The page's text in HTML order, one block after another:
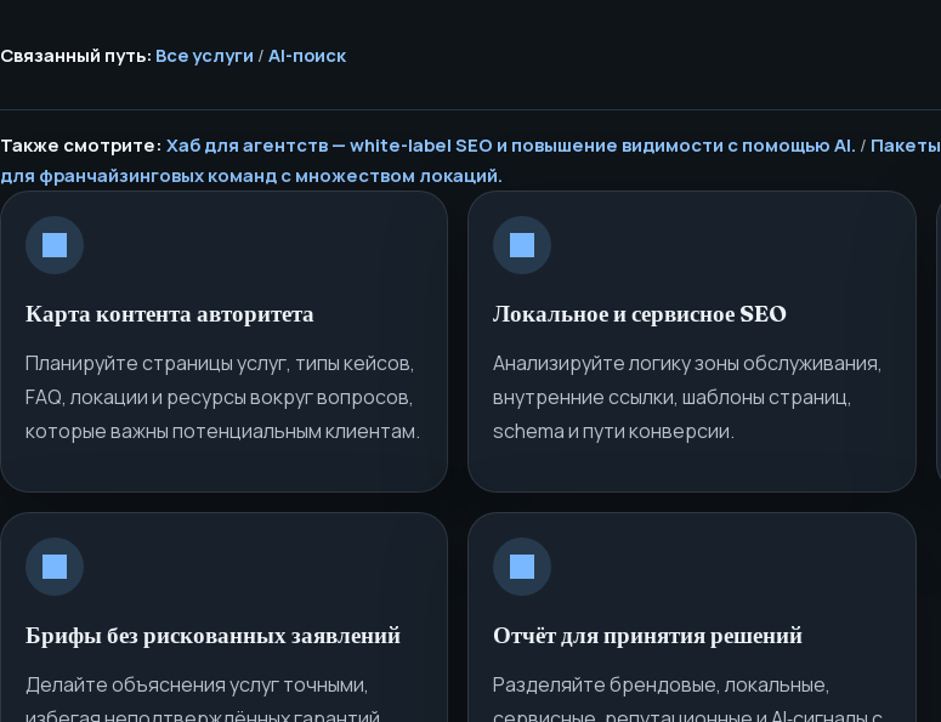
Связанный путь: Все услуги / AI-поиск
Также смотрите: Хаб для агентств — white-label SEO и повышение видимости с помощью AI. / Пакеты
для франчайзинговых команд с множеством локаций.
Карта контента авторитета
Планируйте страницы услуг, типы кейсов,
FAQ, локации и ресурсы вокруг вопросов,
которые важны потенциальным клиентам.
Локальное и сервисное SEO
Анализируйте логику зоны обслуживания,
внутренние ссылки, шаблоны страниц,
schema и пути конверсии.
Брифы без рискованных заявлений
Делайте объяснения услуг точными,
Отчёт для принятия решений
Разделяйте брендовые, локальные,